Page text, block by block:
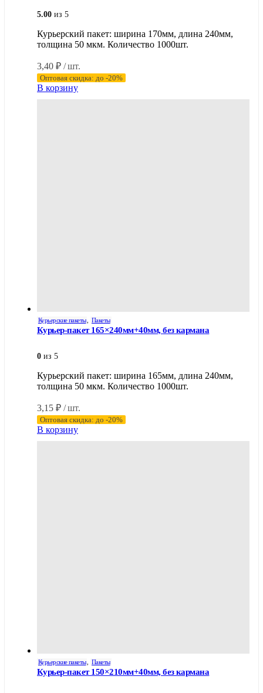
5.00 из 5
Курьерский пакет: ширина 170мм, длина 240мм,
толщина 50 мкм. Количество 1000шт.
3,40 ₽ / шт.
Оптовая скидка: до -20%
В корзину
Курьерские пакеты, Пакеты
Курьер-пакет 165×240мм+40мм, без кармана
0 из 5
Курьерский пакет: ширина 165мм, длина 240мм,
толщина 50 мкм. Количество 1000шт.
3,15 ₽ / шт.
Оптовая скидка: до -20%
В корзину
Курьерские пакеты, Пакеты
Курьер-пакет 150×210мм+40мм, без кармана